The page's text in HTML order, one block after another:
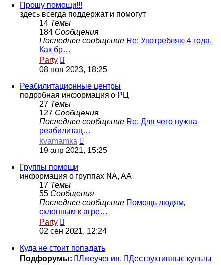
Прошу помощи!!!
здесь всегда поддержат и помогут
14 Темы
184 Сообщения
Последнее сообщение Re: Употребляю 4 года.
Как бр…
Party
к
последнему
сообщению
08 ноя 2023, 18:25
Реабилитационные центры
подробная информация о РЦ
27 Темы
127 Сообщения
Последнее сообщение Re: Для чего нужна
реабилитац…
kvamamka
последнему
19 апр 2021, 15:25
Группы помощи
информация о группах NA, AA
17 Темы
55 Сообщения
Последнее сообщение Помощь людям,
склонным к агре…
Party
к
последнему
сообщению
02 сен 2021, 12:24
Куда не стоит попадать
Подфорумы:
Лжеучения,
Деструктивные культы